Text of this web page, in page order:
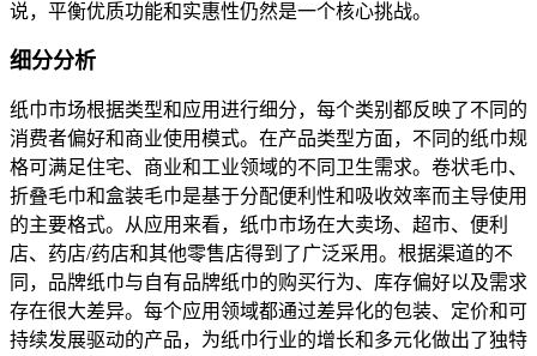
说，平衡优质功能和实惠性仍然是一个核心挑战。
细分分析
纸巾市场根据类型和应用进行细分，每个类别都反映了不同的
消费者偏好和商业使用模式。在产品类型方面，不同的纸巾规
格可满足住宅、商业和工业领域的不同卫生需求。卷状毛巾、
折叠毛巾和盒装毛巾是基于分配便利性和吸收效率而主导使用
的主要格式。从应用来看，纸巾市场在大卖场、超市、便利
店、药店/药店和其他零售店得到了广泛采用。根据渠道的不
同，品牌纸巾与自有品牌纸巾的购买行为、库存偏好以及需求
存在很大差异。每个应用领域都通过差异化的包装、定价和可
持续发展驱动的产品，为纸巾行业的增长和多元化做出了独特